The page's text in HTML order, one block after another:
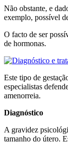
Não obstante, e
exemplo, possível
O facto de ser
de hormonas.
Este tipo de
especialistas
amenorreia.
Diagnóstico
A gravidez
tamanho do útero.